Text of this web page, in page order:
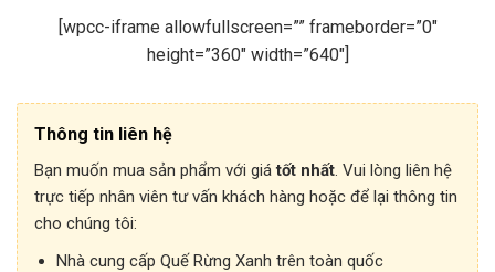
[wpcc-iframe allowfullscreen=”” frameborder=”0″
height=”360″ width=”640″]
Thông tin liên hệ
Bạn muốn mua sản phẩm với giátốt nhất. Vui lòng liên hệ
trực tiếp nhân viên tư vấn khách hàng hoặc để lại thông tin
cho chúng tôi:
Nhà cung cấp Quế Rừng Xanh trên toàn quốc